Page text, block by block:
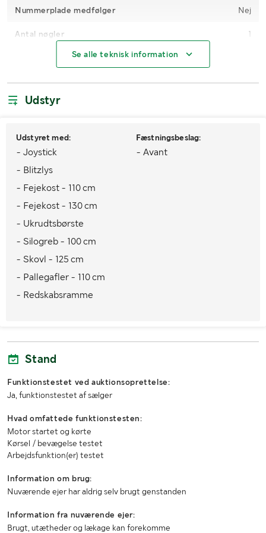
Nummerplade medfølger Nej
Antal nøgler 1
Brændstof Diesel
Type af hydraulikolie
Motoreffekt (kW/hk)
Maksimumhastighed
Dæk
Vægt (kg)
Maks. lastvægt (kg)
Bredde
Højde
Øvrige mål
Se alle teknisk information
Udstyr
Udstyret med:
- Joystick
- Blitzlys
- Fejekost - 110 cm
- Fejekost - 130 cm
- Ukrudtsbørste
- Silogreb - 100 cm
- Skovl - 125 cm
- Pallegafler - 110 cm
- Redskabsramme
Fæstningsbeslag:
- Avant
Stand
Funktionstestet ved auktionsoprettelse:
Ja, funktionstestet af sælger
Hvad omfattede funktionstesten:
Motor startet og kørte
Kørsel / bevægelse testet
Arbejdsfunktion(er) testet
Information om brug:
Nuværende ejer har aldrig selv brugt genstanden
Information fra nuværende ejer:
Brugt, utætheder og lækage kan forekomme